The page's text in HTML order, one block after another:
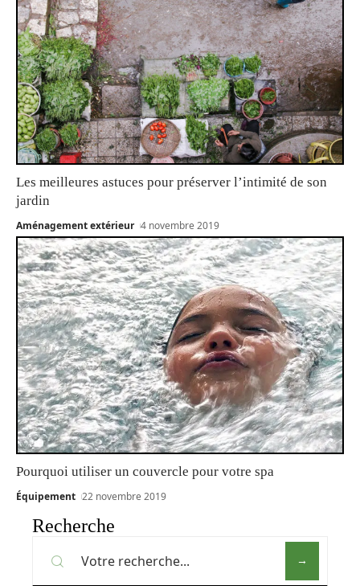
Les meilleures astuces pour préserver l’intimité de son
jardin
Aménagement extérieur 4 novembre 2019
Pourquoi utiliser un couvercle pour votre spa
Équipement 22 novembre 2019
Recherche